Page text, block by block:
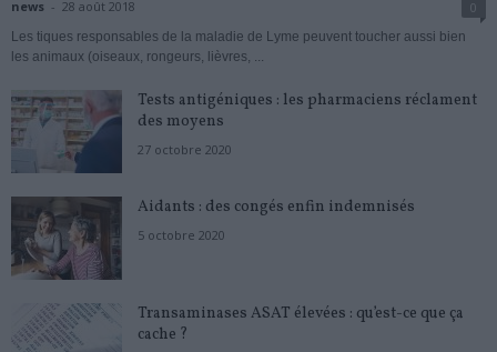
news - 28 août 2018 0
Les tiques responsables de la maladie de Lyme peuvent toucher aussi bien
les animaux (oiseaux, rongeurs, lièvres, ...
Tests antigéniques : les pharmaciens réclament
des moyens
27 octobre 2020
Aidants : des congés enfin indemnisés
5 octobre 2020
Transaminases ASAT élevées : qu’est-ce que ça
cache ?